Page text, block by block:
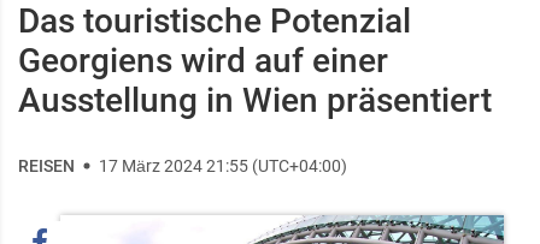
Das touristische Potenzial
Georgiens wird auf einer
Ausstellung in Wien präsentiert
REISEN 17 März 2024 21:55 (UTC+04:00)